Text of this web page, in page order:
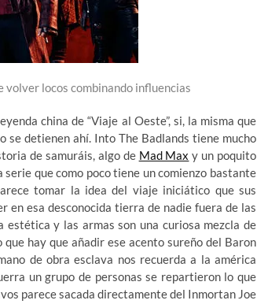
volver locos combinando influencias
china de “Viaje al Oeste”, si, la misma que
se detienen ahí. Into The Badlands tiene mucho
de samuráis, algo de Mad Max y un poquito
que como poco tiene un comienzo bastante
tomar la idea del viaje iniciático que sus
esa desconocida tierra de nadie fuera de las
estética y las armas son una curiosa mezcla de
hay que añadir ese acento sureño del Baron
de obra esclava nos recuerda a la américa
un grupo de personas se repartieron lo que
parece sacada directamente del Inmortan Joe